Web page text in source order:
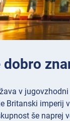
v
Britanski
še naprej